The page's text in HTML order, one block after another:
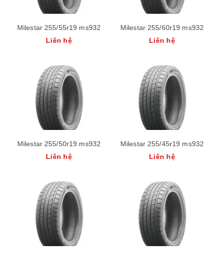
Milestar 255/55r19 ms932
Liên hệ
Milestar 255/60r19 ms932
Liên hệ
Milestar 255/50r19 ms932
Liên hệ
Milestar 255/45r19 ms932
Liên hệ